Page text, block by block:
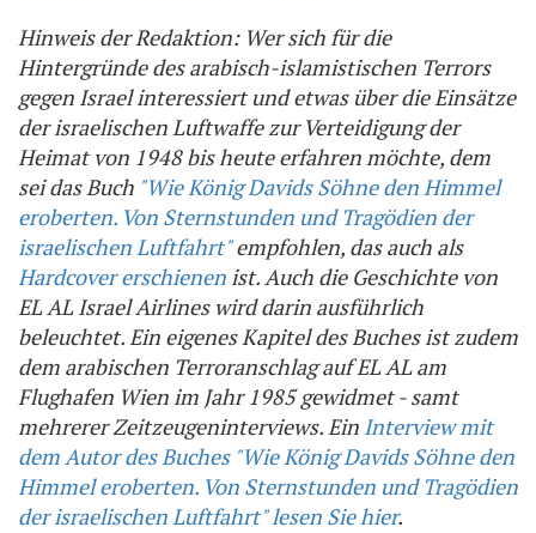
Hinweis der Redaktion: Wer sich für die
Hintergründe des arabisch-islamistischen Terrors
gegen Israel interessiert und etwas über die Einsätze
der israelischen Luftwaffe zur Verteidigung der
Heimat von 1948 bis heute erfahren möchte, dem
sei das Buch "Wie König Davids Söhne den Himmel
eroberten. Von Sternstunden und Tragödien der
israelischen Luftfahrt"empfohlen, das auch als
Hardcover erschienen ist. Auch die Geschichte von
EL AL Israel Airlines wird darin ausführlich
beleuchtet. Ein eigenes Kapitel des Buches ist zudem
dem arabischen Terroranschlag auf EL AL am
Flughafen Wien im Jahr 1985 gewidmet - samt
mehrerer Zeitzeugeninterviews. Ein Interview mit
dem Autor des Buches "Wie König Davids Söhne den
Himmel eroberten. Von Sternstunden und Tragödien
der israelischen Luftfahrt" lesen Sie hier.